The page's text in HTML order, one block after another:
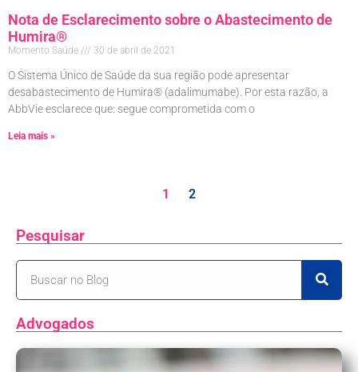
Nota de Esclarecimento sobre o Abastecimento de
Humira®
Momento Saúde 30 de abril de 2021
O Sistema Único de Saúde da sua região pode apresentar
desabastecimento de Humira® (adalimumabe). Por esta razão, a
AbbVie esclarece que: segue comprometida com o
Leia mais »
1 2
Pesquisar
Advogados